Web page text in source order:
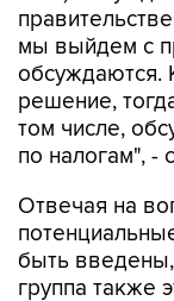
мы выйдем с
обсуждаются.
решение,
том числе,
по налогам", -
Отвечая на
быть
группа также